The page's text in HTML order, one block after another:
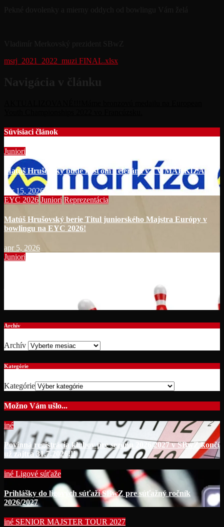
Pekné dovolenky a mierny oddych od bowlingu Vám želá
Vladimír Merkovský prezident SBwZ
msrj_2021_2022_muzi FINAL.xlsx
Navigácia v článku
Súvisiaci článok
Juniori
Matúš Hrušovský bude hosťom Telerána v TV MARKÍZA
apr 15, 2026
EYC 2026 Juniori Reprezentácia
Matúš Hrušovský berie Titul juniorského Majstra Európy v
bowlingu na EYC 2026!
apr 5, 2026
Juniori
Archív
Archív
Kategórie
Kategórie
Možno Vám ušlo...
iné
Povinná registrácia klubov pre sezónu 2026/2027 v SBwZ končí
už zajtra 31.7.2026!!!
iné Ligové súťaže
Prihlášky do ligových súťaží SBwZ pre súťažný ročník
2026/2027
iné SENIOR MAJSTER TOUR 2027